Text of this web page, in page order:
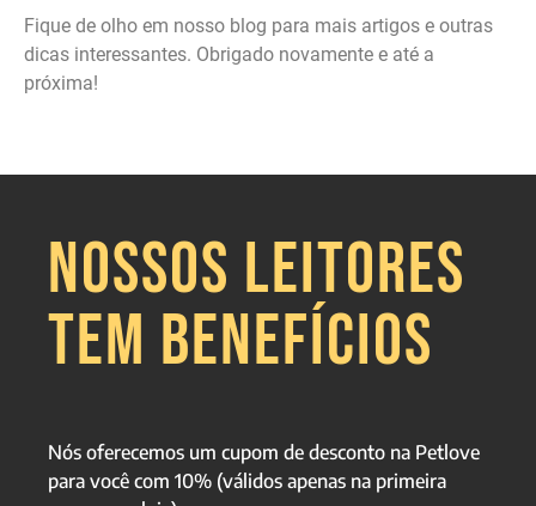
Fique de olho em nosso blog para mais artigos e outras
dicas interessantes. Obrigado novamente e até a
próxima!
NOSSOS LEITORES
TEM BENEFÍCIOS
Nós oferecemos um cupom de desconto na Petlove
para você com 10% (válidos apenas na primeira